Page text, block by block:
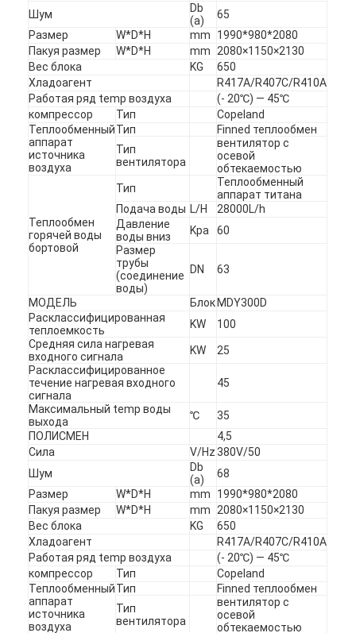
Шум
Db
(a)
65
Размер
W*D*H mm
1990*980*2080
Пакуя размер
W*D*H mm
2080×1150×2130
Вес блока
KG
650
Хладоагент
R417A/R407C/R410A
Работая ряд temp воздуха
(- 20℃) — 45℃
компрессор
Тип
Copeland
Теплообменный
аппарат
источника
воздуха
Тип
Finned теплообмен
Тип
вентилятора
вентилятор с
осевой
обтекаемостью
Теплообмен
горячей воды
бортовой
Тип
Теплообменный
аппарат титана
Подача воды L/H
28000L/h
Давление
воды вниз
Kpa
60
Размер
трубы
(соединение
воды)
DN 63
МОДЕЛЬ Блок MDY300D
Расклассифицированная
теплоемкость
KW
100
Средняя сила нагревая
входного сигнала
KW
25
Расклассифицированное
течение нагревая входного
сигнала
45
Максимальный temp воды
выхода
℃
35
ПОЛИСМЕН
4,5
Сила
V/Hz 380V/50
Шум
Db
(a)
68
Размер
W*D*H mm
1990*980*2080
Пакуя размер
W*D*H mm
2080×1150×2130
Вес блока
KG
650
Хладоагент
R417A/R407C/R410A
Работая ряд temp воздуха
(- 20℃) — 45℃
компрессор
Тип
Copeland
Теплообменный
аппарат
источника
воздуха
Тип
Finned теплообмен
Тип
вентилятора
вентилятор с
осевой
обтекаемостью